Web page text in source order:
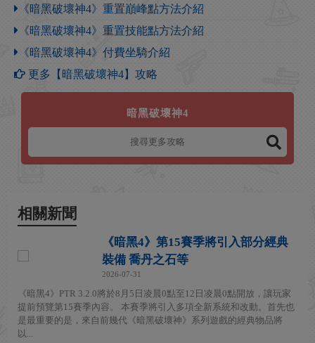
《暗黑破壞神4》重置巔峰點方法介紹
《暗黑破壞神4》重置技能點方法介紹
《暗黑破壞神4》付費坐騎介紹
更多【暗黑破壞神4】攻略
暗黑破壞神4
相關新聞
《暗黑4》第15賽季將引入部分經典
裝備 喬丹之石等
2026-07-31
《暗黑4》PTR 3.2.0將於8月5日凌晨0點至12日凌晨0點開放，讓玩家
提前預覽第15賽季內容。 本賽季將引入多項全新系統和改動。首先也
是最重要的是，來自前幾代《暗黑破壞神》系列遊戲的經典物品將
以...